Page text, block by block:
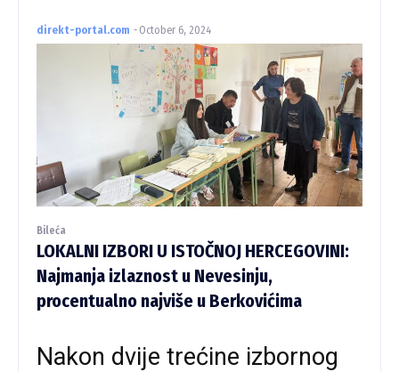
direkt-portal.com - October 6, 2024
Bileća
LOKALNI IZBORI U ISTOČNOJ HERCEGOVINI:
Najmanja izlaznost u Nevesinju,
procentualno najviše u Berkovićima
Nakon dvije trećine izbornog